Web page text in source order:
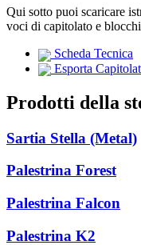
Qui sotto puoi scaricare
voci di capitolato e
Scheda Tecnica
Esporta
Prodotti della
Sartia Stella (Metal)
Palestrina Forest
Palestrina Falcon
Palestrina K2